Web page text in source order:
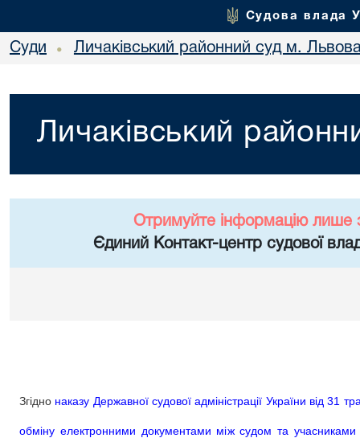
Судова влада
Суди • Личаківський районний суд м.
Личаківський
Отримуйте інформацію лише
Єдиний Контакт-центр судової
Згідно наказу Державної судової адміністрації України від
обміну електронними документами між судом та учасниками